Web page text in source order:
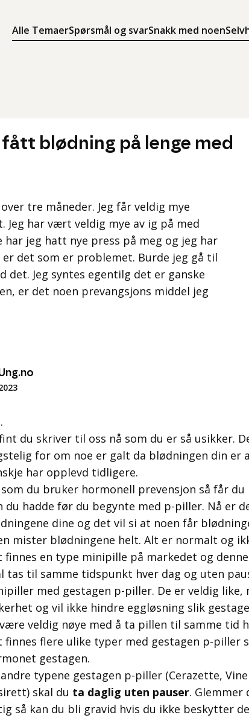
Alle TemaerSpørsmål og svarSnakk med noen
Søk
Meny
blødning på lenge med
tre måneder. Jeg får veldig mye
Jeg har vært veldig mye av ig på med
jeg hatt nye press på meg og jeg har
det som er problemet. Burde jeg gå til
det. Jeg syntes egentilg det er ganske
er det noen prevangsjons middel jeg
du skriver til oss nå som du er så usikker.
for om noe er galt da blødningen din er
har opplevd tidligere.
som du bruker hormonell prevensjon så får du
du hadde før du begynte med p-piller. Nå er
dine og det vil si at noen får
mister blødningene helt. Alt er normalt og
finnes en type minipille på markedet og
tas til samme tidspunkt hver dag og uten
med gestagen p-piller. De er veldig
og vil ikke hindre eggløsning slik
veldig nøye med å ta pillen til samme tid
finnes flere ulike typer med gestagen p-piller
gestagen.
andre typene gestagen p-piller (Cerazette,
skal du ta daglig uten pauser. Glemmer
så kan du bli gravid hvis du ikke beskytter